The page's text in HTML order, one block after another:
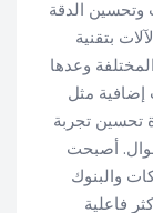
وتحسين الدقة
بتقنية
وعدها
إضافية مثل
تحسين تجربة
أصبحت
والبنوك
فاعلية